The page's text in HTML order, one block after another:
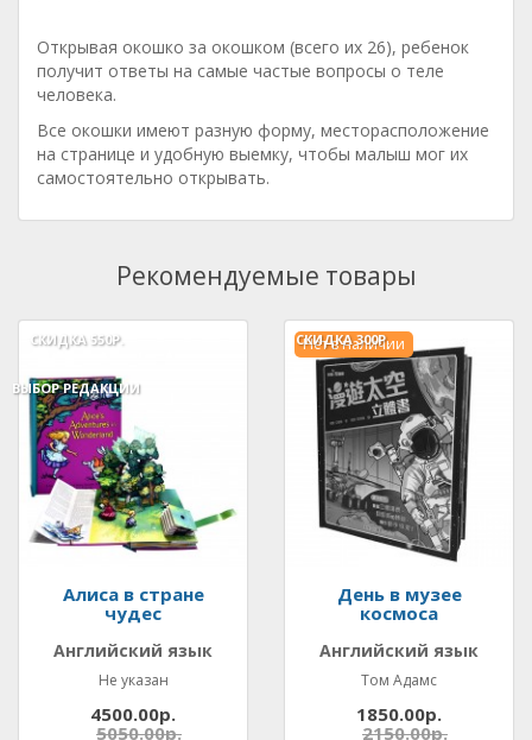
Открывая окошко за окошком (всего их 26), ребенок
получит ответы на самые частые вопросы о теле
человека.
Все окошки имеют разную форму, месторасположение
на странице и удобную выемку, чтобы малыш мог их
самостоятельно открывать.
Рекомендуемые товары
Алиса в стране
чудес
Английский язык
Не указан
СКИДКА 550Р.
ВЫБОР РЕДАКЦИИ
4500.00р.
5050.00р.
Нет в наличии
День в музее
космоса
Английский язык
Том Адамс
СКИДКА300Р.
1850.00р.
2150.00р.